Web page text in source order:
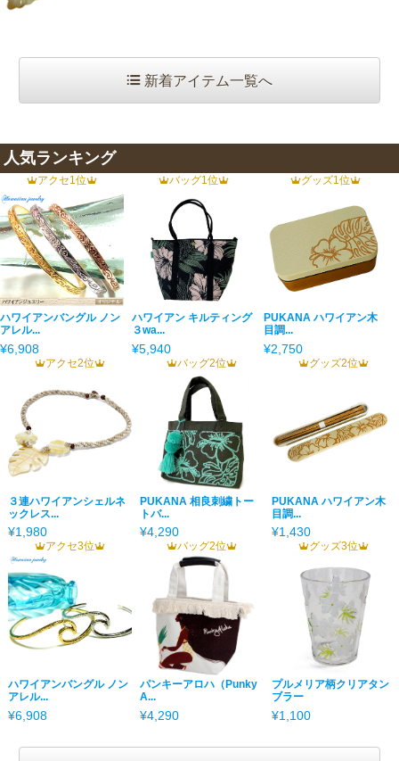
新着アイテム一覧へ
人気ランキング
アクセ1位
ハワイアンバングル ノン
アレル...
¥6,908
バッグ1位
ハワイアン キルティング
３wa...
¥5,940
グッズ1位
PUKANA ハワイアン木
目調...
¥2,750
アクセ2位
３連ハワイアンシェルネ
ックレス...
¥1,980
バッグ2位
PUKANA 相良刺繍トー
トバ...
¥4,290
グッズ2位
PUKANA ハワイアン木
目調...
¥1,430
アクセ3位
ハワイアンバングル ノン
アレル...
¥6,908
バッグ2位
パンキーアロハ（Punky
A...
¥4,290
グッズ3位
プルメリア柄クリアタン
ブラー
¥1,100